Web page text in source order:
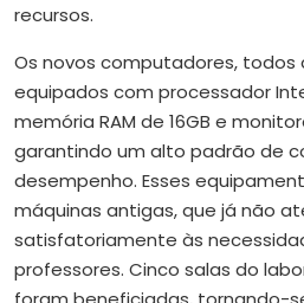
recursos.
Os novos computadores, todos
equipados com processador
memória RAM de 16GB e
garantindo um alto padrão de
desempenho. Esses
máquinas antigas, que já não
satisfatoriamente às
professores. Cinco salas do